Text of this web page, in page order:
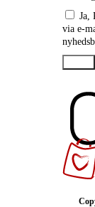
Ja,
via e-